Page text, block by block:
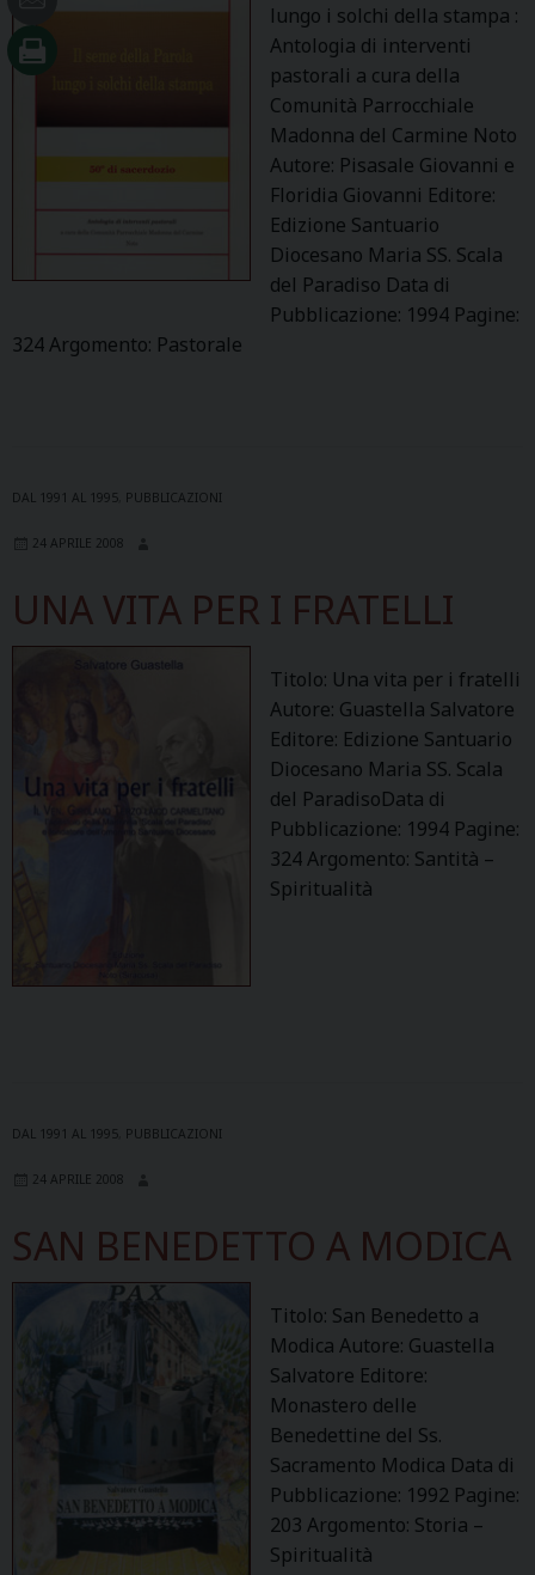
lungo i solchi della stampa :
Antologia di interventi
pastorali a cura della
Comunità Parrocchiale
Madonna del Carmine Noto
Autore: Pisasale Giovanni e
Floridia Giovanni Editore:
Edizione Santuario
Diocesano Maria SS. Scala
del Paradiso Data di
Pubblicazione: 1994 Pagine:
324 Argomento: Pastorale
DAL 1991 AL 1995 PUBBLICAZIONI
24 APRILE 2008
UNA VITA PER I FRATELLI
Titolo: Una vita per i fratelli
Autore: Guastella Salvatore
Editore: Edizione Santuario
Diocesano Maria SS. Scala
del ParadisoData di
Pubblicazione: 1994 Pagine:
324 Argomento: Santità –
Spiritualità
DAL 1991 AL 1995 PUBBLICAZIONI
24 APRILE 2008
SAN BENEDETTO A MODICA
Titolo: San Benedetto a
Modica Autore: Guastella
Salvatore Editore:
Monastero delle
Benedettine del Ss.
Sacramento Modica Data di
Pubblicazione: 1992 Pagine:
203 Argomento: Storia –
Spiritualità